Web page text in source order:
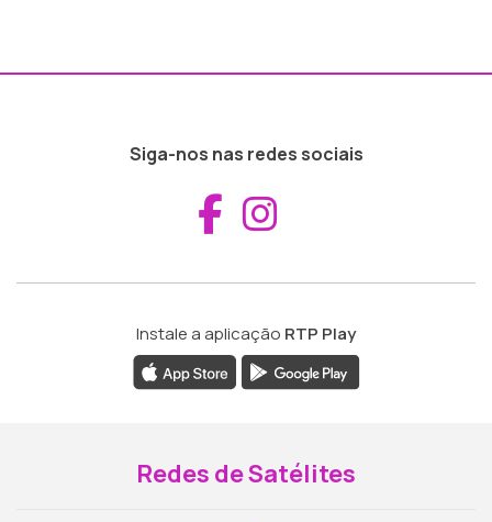
Siga-nos nas redes sociais
Aceder ao
Instale a aplicação RTP Play
Redes de Satélites